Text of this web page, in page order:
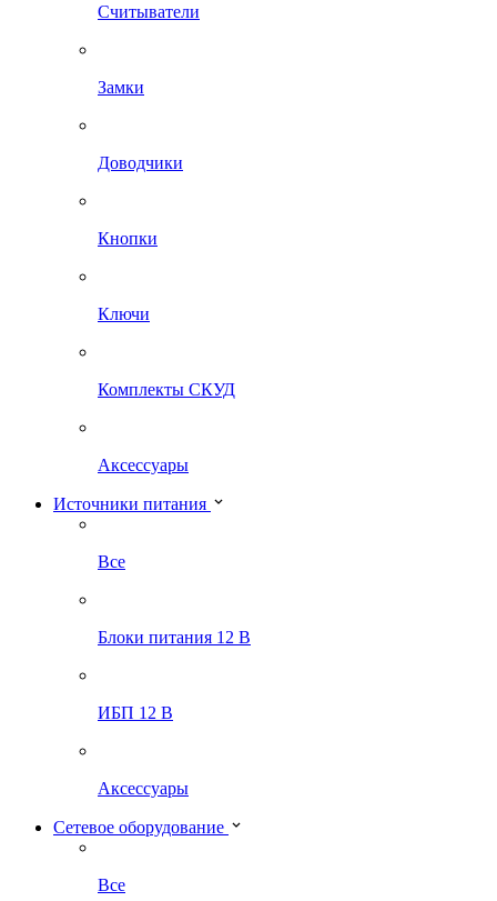
Считыватели
Замки
Доводчики
Кнопки
Ключи
Комплекты СКУД
Аксессуары
Источники питания
Все
Блоки питания 12 В
ИБП 12 В
Аксессуары
Сетевое оборудование
Все